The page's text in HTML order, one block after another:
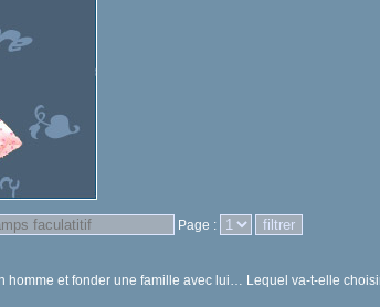
Page :
et fonder une famille avec lui… Lequel va-t-elle choisir